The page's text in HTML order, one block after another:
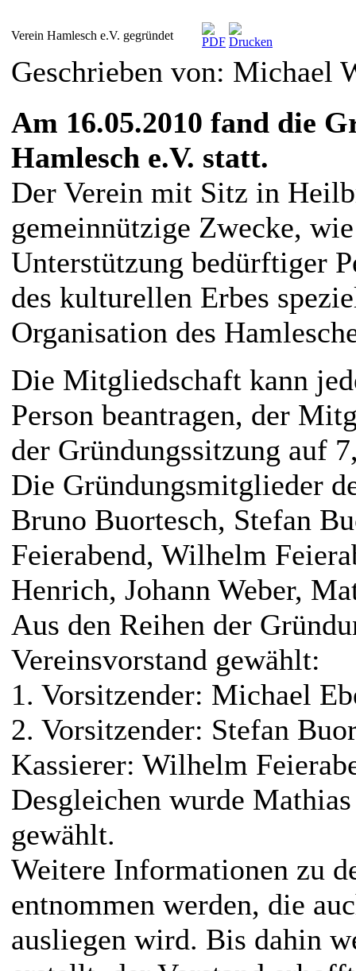
Verein Hamlesch e.V. gegründet
Geschrieben von: Michael
Am 16.05.2010 fand die
Hamlesch e.V. statt.
Der Verein mit Sitz in
gemeinnützige Zwecke,
Unterstützung bedürftiger
des kulturellen Erbes
Organisation des
Die Mitgliedschaft kann
Person beantragen, der
der Gründungssitzung auf
Die Gründungsmitglieder
Bruno Buortesch, Stefan
Feierabend, Wilhelm
Henrich, Johann Weber,
Aus den Reihen der
Vereinsvorstand gewählt:
1. Vorsitzender: Michael
2. Vorsitzender: Stefan
Kassierer: Wilhelm
Desgleichen wurde
gewählt.
Weitere Informationen zu
entnommen werden, die
ausliegen wird. Bis dahin